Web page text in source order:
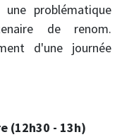
problématique
de renom.
d'une journée
(12h30 - 13h)